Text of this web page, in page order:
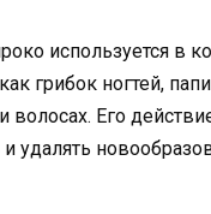
используется в
грибок ногтей,
волосах. Его
и удалять